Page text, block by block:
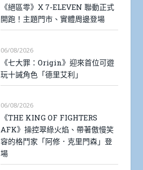
《絕區零》X 7-ELEVEN 聯動正式
開跑！主題門市、實體周邊登場
06/08/2026
《七大罪：Origin》迎來首位可遊
玩十誡角色「德里艾利」
06/08/2026
《THE KING OF FIGHTERS
AFK》操控翠綠火焰、帶著傲慢笑
容的格鬥家「阿修．克里門森」登
場